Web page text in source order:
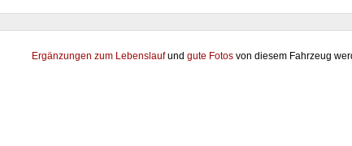
Ergänzungen zum Lebenslaufund gute Fotos von diesem Fahrzeug